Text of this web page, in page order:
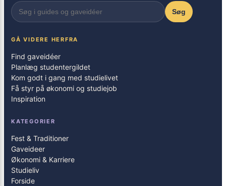
Søg
GÅ VIDERE HERFRA
Find gaveidéer
Planlæg studentergildet
Kom godt i gang med studielivet
Få styr på økonomi og studiejob
Inspiration
KATEGORIER
Fest & Traditioner
Gaveideer
Økonomi & Karriere
Studieliv
Forside